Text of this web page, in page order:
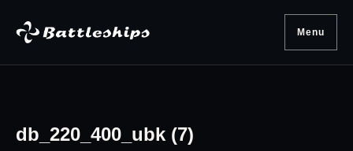
Menu
db_220_400_ubk (7)